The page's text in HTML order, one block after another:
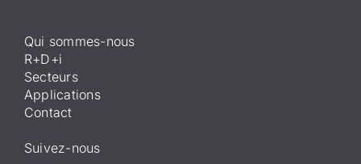
Qui sommes-nous
R+D+i
Secteurs
Applications
Contact
Suivez-nous